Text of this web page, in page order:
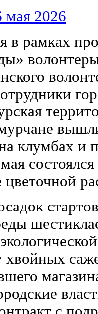
2026
в рамках
клумбах и
цветочной